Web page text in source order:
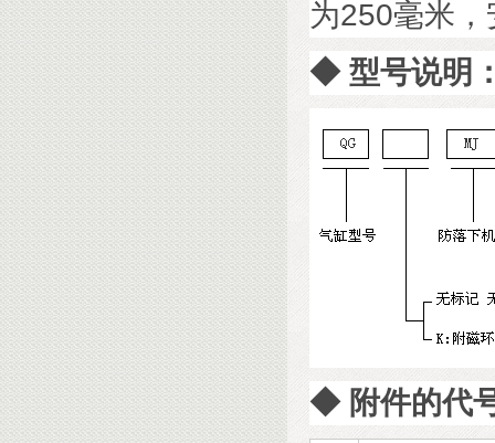
为250毫米
◆ 型号说明
◆ 附件的代